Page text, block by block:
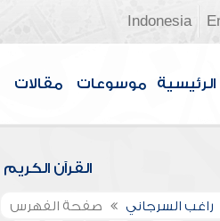
Indonesia
الرئيسية موسوعات مقالات
القرآن الكريم
راغب السرجاني صفحة الفهرس